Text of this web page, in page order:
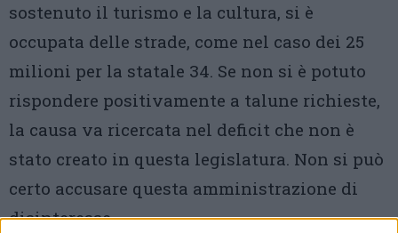
sostenuto il turismo e la cultura, si è
occupata delle strade, come nel caso dei 25
milioni per la statale 34. Se non si è potuto
rispondere positivamente a talune richieste,
la causa va ricercata nel deficit che non è
stato creato in questa legislatura. Non si può
certo accusare questa amministrazione di
disinteresse».